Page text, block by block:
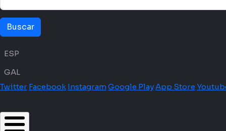
Menú idioma
ESP
GAL
Twitter Facebook InstagramGoogle PlayApp Store